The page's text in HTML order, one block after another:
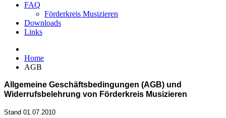
FAQ
Förderkreis Musizieren
Downloads
Links
Home
AGB
Allgemeine Geschäftsbedingungen (AGB) und
Widerrufsbelehrung von Förderkreis Musizieren
Stand 01.07.2010